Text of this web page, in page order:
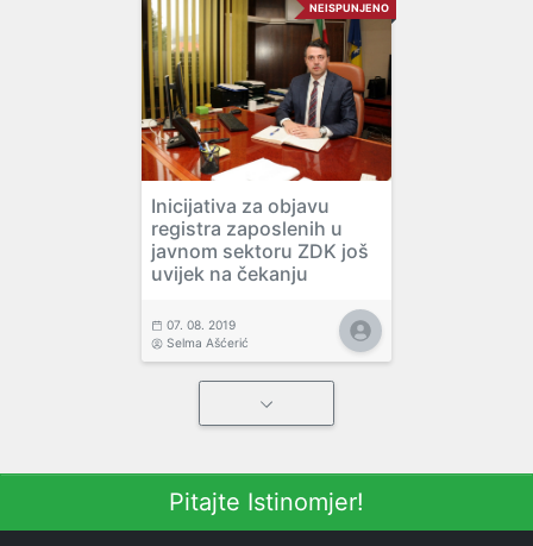
NEISPUNJENO
Inicijativa za objavu
registra zaposlenih u
javnom sektoru ZDK još
uvijek na čekanju
07. 08. 2019
Selma Ašćerić
Pitajte Istinomjer!